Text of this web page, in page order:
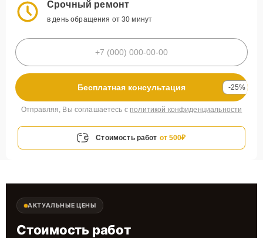
Срочный ремонт
в день обращения от 30 минут
Бесплатная консультация -25%
Отправляя, Вы соглашаетесь с политикой конфиденциальности
Стоимость работ от 500₽
АКТУАЛЬНЫЕ ЦЕНЫ
Стоимость работ